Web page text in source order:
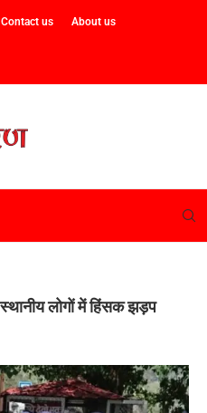
Contact us About us
लोगों में हिंसक झड़प